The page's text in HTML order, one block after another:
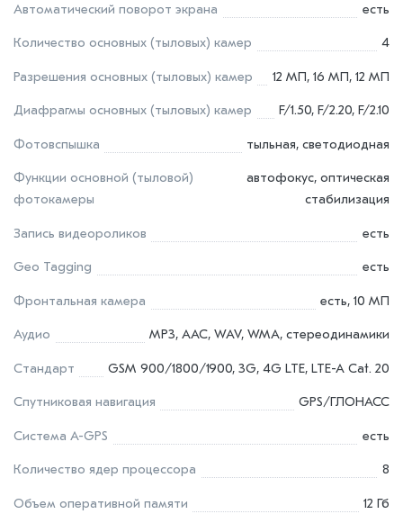
Автоматический поворот экрана есть
Количество основных (тыловых) камер 4
Разрешения основных (тыловых) камер 12 МП, 16 МП, 12 МП
Диафрагмы основных (тыловых) камер F/1.50, F/2.20, F/2.10
Фотовспышка тыльная, светодиодная
Функции основной (тыловой)
фотокамеры
автофокус, оптическая
стабилизация
Запись видеороликов есть
Geo Tagging есть
Фронтальная камера есть, 10 МП
Аудио MP3, AAC, WAV, WMA, стереодинамики
Стандарт GSM 900/1800/1900, 3G, 4G LTE, LTE-A Cat. 20
Спутниковая навигация GPS/ГЛОНАСС
Cистема A-GPS есть
Количество ядер процессора 8
Объем оперативной памяти 12 Гб